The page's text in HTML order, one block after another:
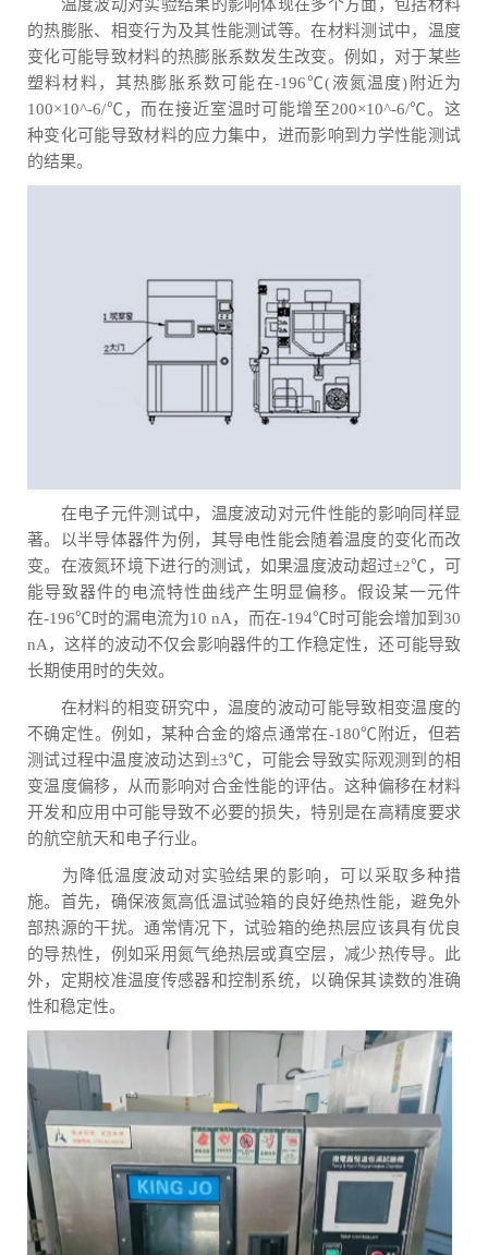
温度波动对实验结果的影响体现在多个方面，包括材料
的热膨胀、相变行为及其性能测试等。在材料测试中，温度
变化可能导致材料的热膨胀系数发生改变。例如，对于某些
塑料材料，其热膨胀系数可能在-196℃(液氮温度)附近为
100×10^-6/℃，而在接近室温时可能增至200×10^-6/℃。这
种变化可能导致材料的应力集中，进而影响到力学性能测试
的结果。
在电子元件测试中，温度波动对元件性能的影响同样显
著。以半导体器件为例，其导电性能会随着温度的变化而改
变。在液氮环境下进行的测试，如果温度波动超过±2℃，可
能导致器件的电流特性曲线产生明显偏移。假设某一元件
在-196℃时的漏电流为10 nA，而在-194℃时可能会增加到30
nA，这样的波动不仅会影响器件的工作稳定性，还可能导致
长期使用时的失效。
在材料的相变研究中，温度的波动可能导致相变温度的
不确定性。例如，某种合金的熔点通常在-180℃附近，但若
测试过程中温度波动达到±3℃，可能会导致实际观测到的相
变温度偏移，从而影响对合金性能的评估。这种偏移在材料
开发和应用中可能导致不必要的损失，特别是在高精度要求
的航空航天和电子行业。
为降低温度波动对实验结果的影响，可以采取多种措
施。首先，确保液氮高低温试验箱的良好绝热性能，避免外
部热源的干扰。通常情况下，试验箱的绝热层应该具有优良
的导热性，例如采用氮气绝热层或真空层，减少热传导。此
外，定期校准温度传感器和控制系统，以确保其读数的准确
性和稳定性。